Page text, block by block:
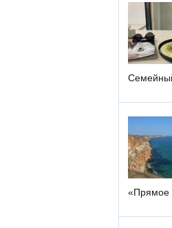
«Прямое